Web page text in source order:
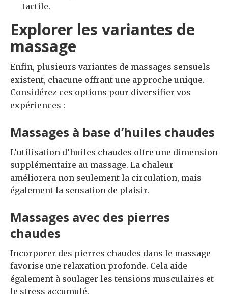
tactile.
Explorer les variantes de
massage
Enfin, plusieurs variantes de massages sensuels
existent, chacune offrant une approche unique.
Considérez ces options pour diversifier vos
expériences :
Massages à base d’huiles chaudes
L’utilisation d’huiles chaudes offre une dimension
supplémentaire au massage. La chaleur
améliorera non seulement la circulation, mais
également la sensation de plaisir.
Massages avec des pierres
chaudes
Incorporer des pierres chaudes dans le massage
favorise une relaxation profonde. Cela aide
également à soulager les tensions musculaires et
le stress accumulé.